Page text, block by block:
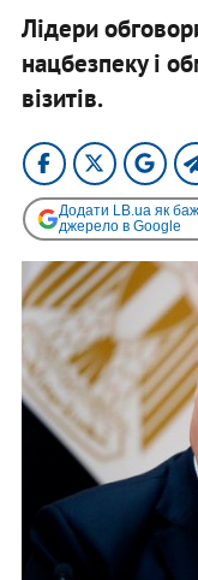
Лідери
нацбезпеку і
візитів.
Додати LB.ua як
джерело в Google